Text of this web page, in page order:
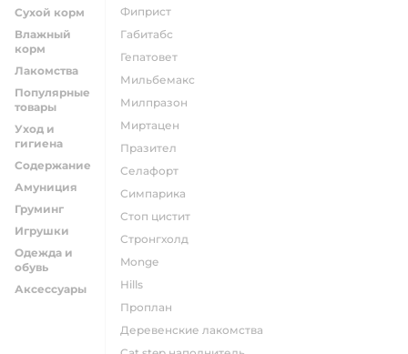
Сухой корм
Влажный
корм
Лакомства
Популярные
товары
Уход и
гигиена
Содержание
Амуниция
Груминг
Игрушки
Одежда и
обувь
Аксессуары
фиприст
габитабс
гепатовет
мильбемакс
милпразон
миртацен
празител
селафорт
симпарика
стоп цистит
стронгхолд
monge
hills
проплан
деревенские лакомства